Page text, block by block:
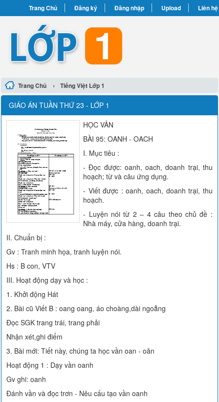
Trang Chủ Đăng ký Đăng nhập Upload Liên hệ
Trang Chủ › Tiếng Việt Lớp 1
GIÁO ÁN TUẦN THỨ 23 - LỚP 1
HỌC VẦN
BÀI 95: OANH - OACH
I. Mục tiêu :
- Đọc được: oanh, oach, doanh trại, thu
hoạch; từ và câu ứng dụng.
- Viết được : oanh, oach, doanh trại, thu
hoạch.
- Luyện nói từ 2 – 4 câu theo chủ đề :
Nhà máy, cửa hàng, doanh trại.
II. Chuẩn bị :
Gv : Tranh minh họa, tranh luyện nói.
Hs : B con, VTV
III. Hoạt động dạy và học :
1. Khởi động Hát
2. Bài cũ Viết B : oang oang, áo choàng,dài ngoẵng
Đọc SGK trang trái, trang phải
Nhận xét,ghi điểm
3. Bài mới: Tiết này, chúng ta học vần oan - oăn
Hoạt động 1 : Dạy vần oanh
Gv ghi: oanh
Đánh vần và đọc trơn - Nêu cấu tạo vần oanh